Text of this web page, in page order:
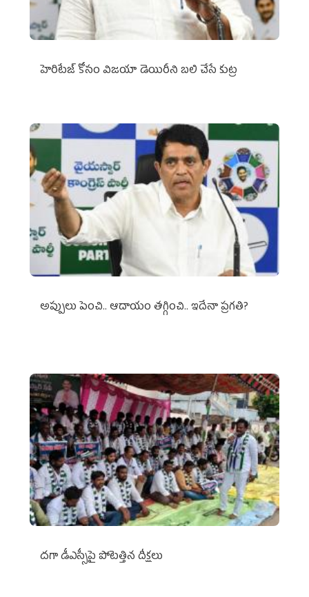
హెరిటేజ్ కోసం విజయా డెయిరీని బలి చేసే కుట్ర‌
అప్పులు పెంచి.. ఆదాయం తగ్గించి.. ఇదేనా ప్రగతి?
దగా డీఎస్సీపై పోటెత్తిన దీక్షలు